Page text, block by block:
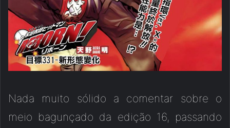
Nada muito sólido a comentar sobre o
meio bagunçado da edição 16, passando